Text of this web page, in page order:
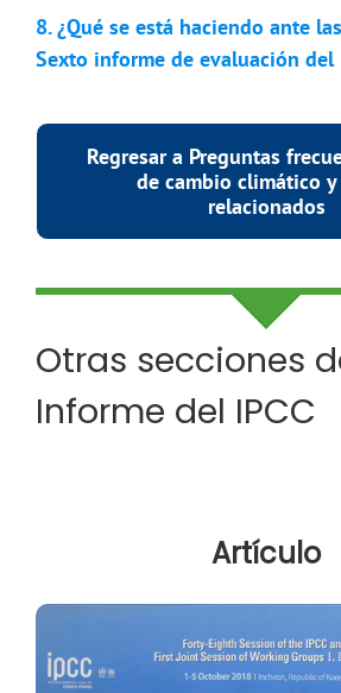
8. ¿Qué se está haciendo ante
Sexto informe de evaluación del
Regresar a Preguntas
de cambio climático y
relacionados
Otras secciones
Informe del IPCC
Artículo